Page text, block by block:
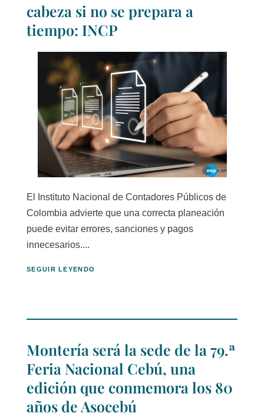
cabeza si no se prepara a
tiempo: INCP
El Instituto Nacional de Contadores Públicos de
Colombia advierte que una correcta planeación
puede evitar errores, sanciones y pagos
innecesarios....
SEGUIR LEYENDO
Montería será la sede de la 79.ª
Feria Nacional Cebú, una
edición que conmemora los 80
años de Asocebú